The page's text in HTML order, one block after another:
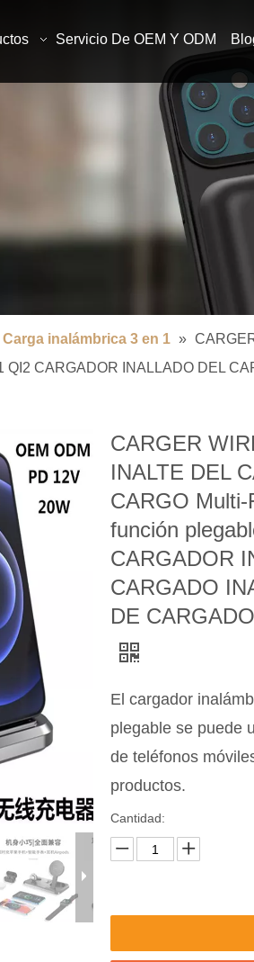
Servicio De OEM Y ODM
Carga inalámbrica 3 en 1 »
CARGADOR INALLADO DEL
CARGER
INALTE DEL
CARGO
función
CARGADOR
CARGADO
DE
El cargador
plegable se puede
de teléfonos
productos.
Cantidad: